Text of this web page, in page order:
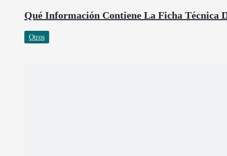
Qué Información Contiene La Ficha Técnica
Otros